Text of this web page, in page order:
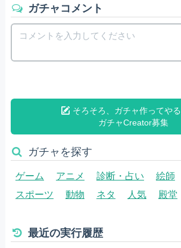
ガチャコメント
そろそろ、ガチャ作ってやる
ガチャCreator募集
ガチャを探す
ゲーム アニメ 診断・占い 絵師
スポーツ
動物 ネタ 人気 殿堂
最近の実行履歴